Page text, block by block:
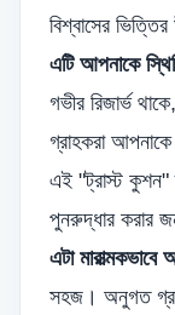
বিশ্বাসের ভিত্তির
এটি আপনাকে
গভীর রিজার্ভ
গ্রাহকরা আপনাকে
এই "ট্রাস্ট কুশন"
পুনরুদ্ধার করার
এটা
সহজ। অনুগত